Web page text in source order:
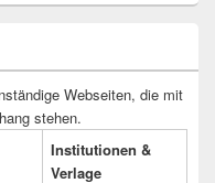
Webseiten, die mit
stehen.
Institutionen &
Verlage